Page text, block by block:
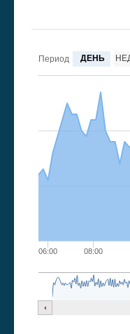
Период ДЕНЬ
06:00 08:00